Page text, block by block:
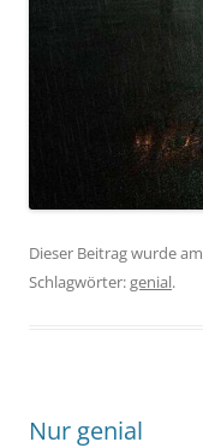
Dieser Beitrag wurde am
Schlagwörter:genial.
Nur genial